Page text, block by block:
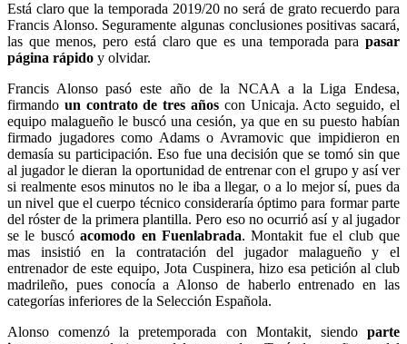
Está claro que la temporada 2019/20 no será de grato recuerdo para
Francis Alonso. Seguramente algunas conclusiones positivas sacará,
las que menos, pero está claro que es una temporada para pasar
página rápido y olvidar.
Francis Alonso pasó este año de la NCAA a la Liga Endesa,
firmando un contrato de tres años con Unicaja. Acto seguido, el
equipo malagueño le buscó una cesión, ya que en su puesto habían
firmado jugadores como Adams o Avramovic que impidieron en
demasía su participación. Eso fue una decisión que se tomó sin que
al jugador le dieran la oportunidad de entrenar con el grupo y así ver
si realmente esos minutos no le iba a llegar, o a lo mejor sí, pues da
un nivel que el cuerpo técnico consideraría óptimo para formar parte
del róster de la primera plantilla. Pero eso no ocurrió así y al jugador
se le buscóacomodo en Fuenlabrada. Montakit fue el club que
mas insistió en la contratación del jugador malagueño y el
entrenador de este equipo, Jota Cuspinera, hizo esa petición al club
madrileño, pues conocía a Alonso de haberlo entrenado en las
categorías inferiores de la Selección Española.
Alonso comenzó la pretemporada con Montakit, siendo parte